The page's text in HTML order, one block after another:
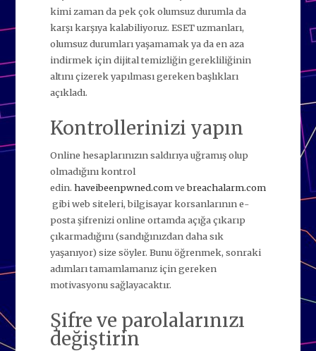
kimi zaman da pek çok olumsuz durumla da
karşı karşıya kalabiliyoruz. ESET uzmanları,
olumsuz durumları yaşamamak ya da en aza
indirmek için dijital temizliğin gerekliliğinin
altını çizerek yapılması gereken başlıkları
açıkladı.
Kontrollerinizi yapın
Online hesaplarınızın saldırıya uğramış olup
olmadığını kontrol
edin. haveibeenpwned.comvebreachalarm.com
gibi web siteleri, bilgisayar korsanlarının e-
posta şifrenizi online ortamda açığa çıkarıp
çıkarmadığını (sandığınızdan daha sık
yaşanıyor) size söyler. Bunu öğrenmek, sonraki
adımları tamamlamanız için gereken
motivasyonu sağlayacaktır.
Şifre ve parolalarınızı
değiştirin